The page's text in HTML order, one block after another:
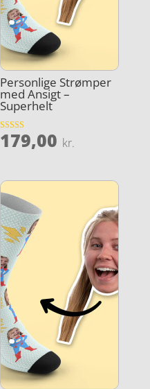
Personlige Strømper
med Ansigt –
Superhelt
Vurderet
4
179,00 kr.